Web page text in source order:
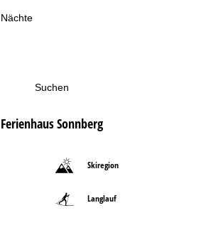
Suchen
Ferienhaus Sonnberg
Skiregion
Langlauf